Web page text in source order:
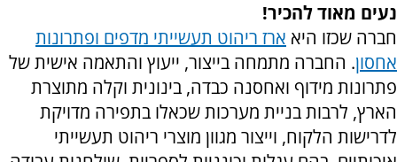
נעים מאוד להכיר!
חברה שכזו היא ארז ריהוט תעשייתי מדפים ופתרונות
אחסון. החברה מתמחה בייצור, ייעוץ והתאמה אישית של
פתרונות מידוף ואחסנה כבדה, בינונית וקלה מתוצרת
הארץ, לרבות בניית מערכות שכאלו בתפירה מדויקת
לדרישות הלקוח, וייצור מגוון מוצרי ריהוט תעשייתי